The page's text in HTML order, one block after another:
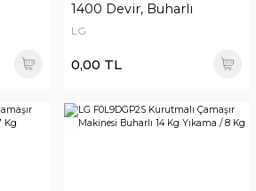
1400 Devir, Buharlı
LG
0,00 TL